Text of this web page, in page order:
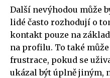
Další nevýhodou může
lidé často rozhodují o
kontakt pouze na
na profilu. To také
frustrace, pokud se
ukázal být úplně jiným,